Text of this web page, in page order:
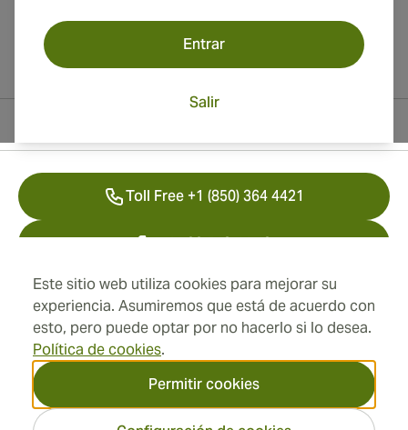
Este sitio web utiliza cookies para mejorar su
experiencia. Asumiremos que está de acuerdo con
esto, pero puede optar por no hacerlo si lo desea.
Política de cookies.
Permitir cookies
Entrar
Salir
Dirección
Información
Toll Free +1 (850) 364 4421
+41 22 518 44 43
info@swisscubancigars.com